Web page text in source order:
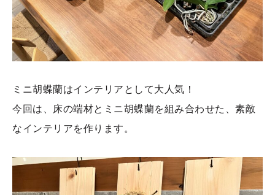
ミニ胡蝶蘭はインテリアとして大人気！
今回は、床の端材とミニ胡蝶蘭を組み合わせた、素敵
なインテリアを作ります。